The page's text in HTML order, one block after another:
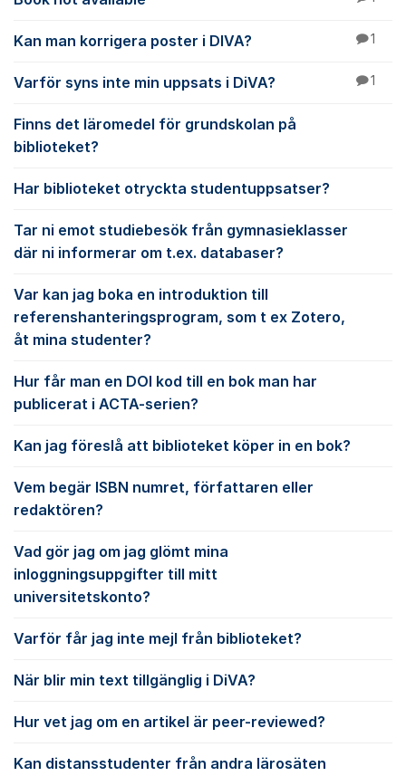
Kan man korrigera poster i DIVA? 1
Varför syns inte min uppsats i DiVA? 1
Finns det läromedel för grundskolan på
biblioteket?
Har biblioteket otryckta studentuppsatser?
Tar ni emot studiebesök från gymnasieklasser
där ni informerar om t.ex. databaser?
Var kan jag boka en introduktion till
referenshanteringsprogram, som t ex Zotero,
åt mina studenter?
Hur får man en DOI kod till en bok man har
publicerat i ACTA-serien?
Kan jag föreslå att biblioteket köper in en bok?
Vem begär ISBN numret, författaren eller
redaktören?
Vad gör jag om jag glömt mina
inloggningsuppgifter till mitt
universitetskonto?
Varför får jag inte mejl från biblioteket?
När blir min text tillgänglig i DiVA?
Hur vet jag om en artikel är peer-reviewed?
Kan distansstudenter från andra lärosäten